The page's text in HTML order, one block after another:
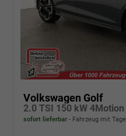
Volkswagen Golf
sofort lieferbar Fahrzeug mit